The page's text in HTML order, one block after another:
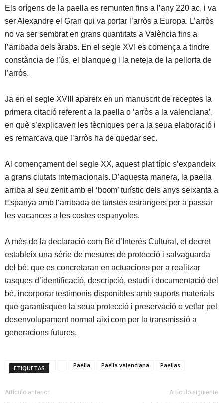
Els orígens de la paella es remunten fins a l’any 220 ac, i va
ser Alexandre el Gran qui va portar l’arròs a Europa. L’arròs
no va ser sembrat en grans quantitats a València fins a
l’arribada dels àrabs. En el segle XVI es comença a tindre
constància de l’ús, el blanqueig i la neteja de la pellorfa de
l’arròs.
Ja en el segle XVIII apareix en un manuscrit de receptes la
primera citació referent a la paella o ‘arròs a la valenciana’,
en què s’explicaven les tècniques per a la seua elaboració i
es remarcava que l’arròs ha de quedar sec.
Al començament del segle XX, aquest plat típic s’expandeix
a grans ciutats internacionals. D’aquesta manera, la paella
arriba al seu zenit amb el ‘boom’ turístic dels anys seixanta a
Espanya amb l’arribada de turistes estrangers per a passar
les vacances a les costes espanyoles.
A més de la declaració com Bé d’Interés Cultural, el decret
estableix una sèrie de mesures de protecció i salvaguarda
del bé, que es concretaran en actuacions per a realitzar
tasques d’identificació, descripció, estudi i documentació del
bé, incorporar testimonis disponibles amb suports materials
que garantisquen la seua protecció i preservació o vetlar pel
desenvolupament normal així com per la transmissió a
generacions futures.
ETIQUETAS Paella Paella valenciana Paellas
Artículo anterior Artículo siguiente